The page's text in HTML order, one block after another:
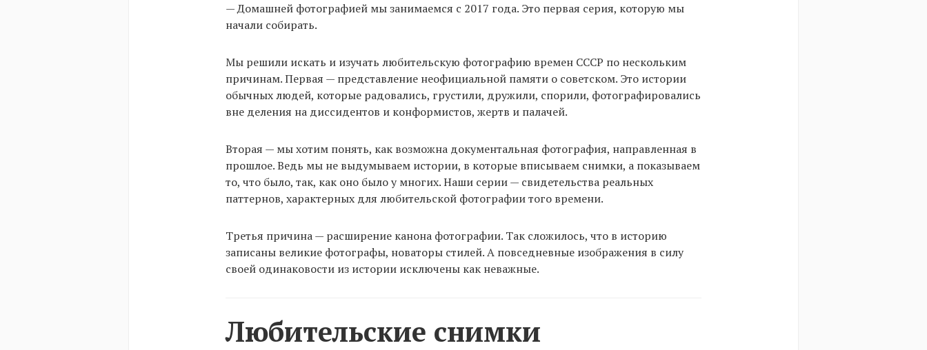
— Домашней фотографией мы занимаемся с 2017 года. Это первая серия, которую мы
начали собирать.
Мы решили искать и изучать любительскую фотографию времен СССР по нескольким
причинам. Первая — представление неофициальной памяти о советском. Это истории
обычных людей, которые радовались, грустили, дружили, спорили, фотографировались
вне деления на диссидентов и конформистов, жертв и палачей.
Вторая — мы хотим понять, как возможна документальная фотография, направленная в
прошлое. Ведь мы не выдумываем истории, в которые вписываем снимки, а показываем
то, что было, так, как оно было у многих. Наши серии — свидетельства реальных
паттернов, характерных для любительской фотографии того времени.
Третья причина — расширение канона фотографии. Так сложилось, что в историю
записаны великие фотографы, новаторы стилей. А повседневные изображения в силу
своей одинаковости из истории исключены как неважные.
Любительские снимки